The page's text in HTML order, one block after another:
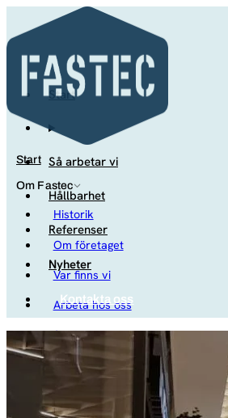
Start
Om Fastec
Historik
Om företaget
Var finns vi
Arbeta hos oss
Studenter
Så arbetar vi Hållbarhet
Start
Så arbetar vi
Hållbarhet
Referenser
Nyheter
Kontakta oss